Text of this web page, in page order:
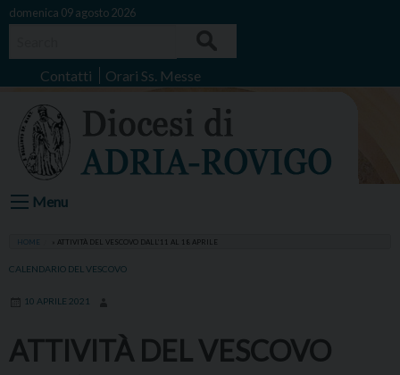
Skip
domenica 09 agosto 2026
Contatti Orari Ss. Messe
Menu
HOME ATTIVITÀ DEL VESCOVO DALL’11 AL 18 APRILE
CALENDARIO DEL VESCOVO
10 APRILE 2021
ATTIVITÀ DEL VESCOVO